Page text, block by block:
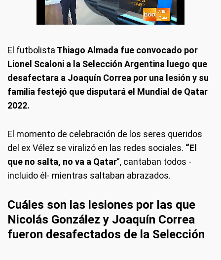
El futbolista Thiago Almada fue convocado por
Lionel Scaloni a la Selección Argentina luego que
desafectara a Joaquín Correa por una lesión y su
familia festejó que disputará el Mundial de Qatar
2022.
El momento de celebración de los seres queridos
del ex Vélez se viralizó en las redes sociales. “El
que no salta, no va a Qatar”, cantaban todos -
incluido él- mientras saltaban abrazados.
Cuáles son las lesiones por las que
Nicolás González y Joaquín Correa
fueron desafectados de la Selección